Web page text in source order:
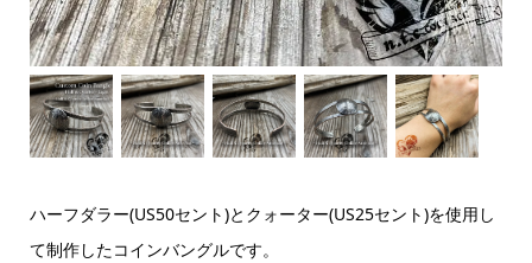
ハーフダラー(US50セント)とクォーター(US25セント)を使用し
て制作したコインバングルです。